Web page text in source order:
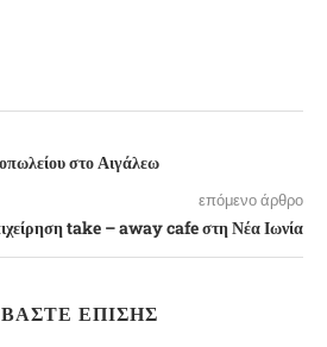
στο Αιγάλεω
επόμενο άρθρο
take – away cafe στη Νέα Ιωνία
ΕΠΊΣΗΣ